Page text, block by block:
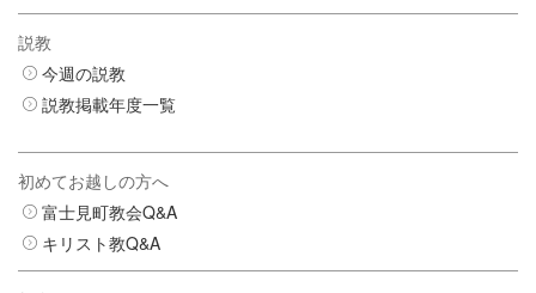
説教
今週の説教
説教掲載年度一覧
初めてお越しの方へ
富士見町教会Q&A
キリスト教Q&A